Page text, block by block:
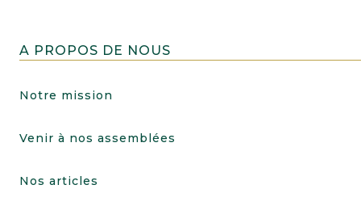
A PROPOS DE NOUS
Notre mission
Venir à nos assemblées
Nos articles